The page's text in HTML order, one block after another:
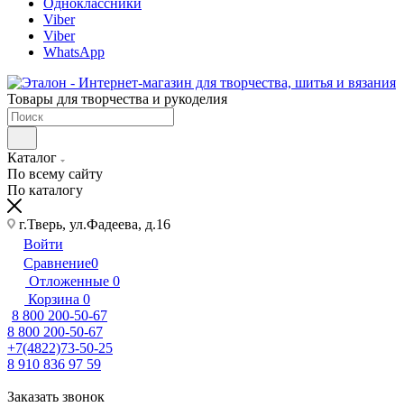
Одноклассники
Viber
Viber
WhatsApp
Товары для творчества и рукоделия
Каталог
По всему сайту
По каталогу
г.Тверь, ул.Фадеева, д.16
Войти
Сравнение0
Отложенные 0
Корзина 0
8 800 200-50-67
8 800 200-50-67
+7(4822)73-50-25
8 910 836 97 59
Заказать звонок